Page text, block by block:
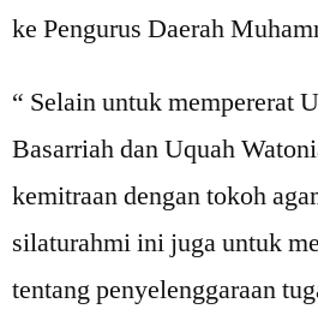
ke Pengurus Daerah
“ Selain untuk mempererat
Basarriah dan Uquah
kemitraan dengan tokoh
silaturahmi ini juga untuk
tentang penyelenggaraan